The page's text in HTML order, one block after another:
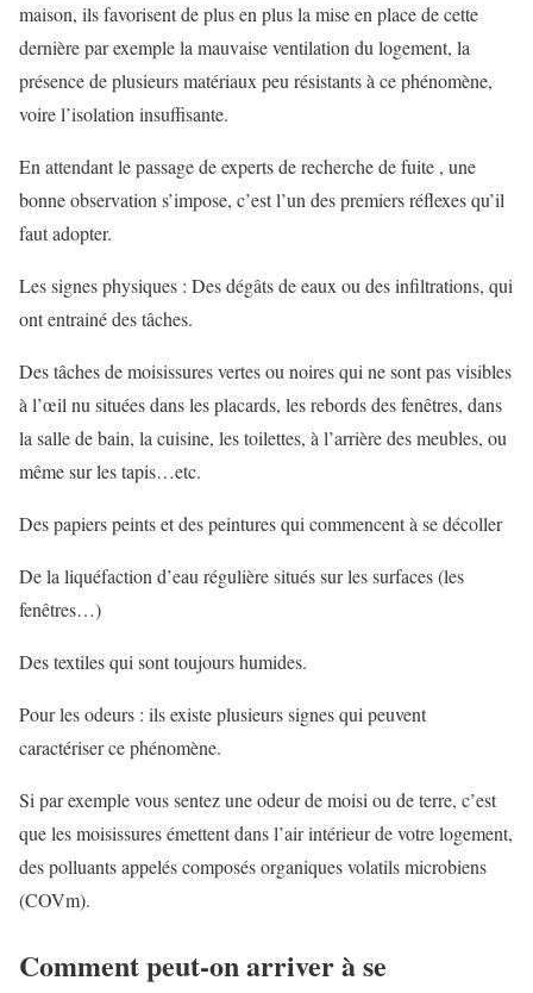
maison, ils favorisent de plus en plus la mise en place de cette
dernière par exemple la mauvaise ventilation du logement, la
présence de plusieurs matériaux peu résistants à ce phénomène,
voire l’isolation insuffisante.
En attendant le passage de experts de recherche de fuite , une
bonne observation s’impose, c’est l’un des premiers réflexes qu’il
faut adopter.
Les signes physiques : Des dégâts de eaux ou des infiltrations, qui
ont entrainé des tâches.
Des tâches de moisissures vertes ou noires qui ne sont pas visibles
à l’œil nu situées dans les placards, les rebords des fenêtres, dans
la salle de bain, la cuisine, les toilettes, à l’arrière des meubles, ou
même sur les tapis…etc.
Des papiers peints et des peintures qui commencent à se décoller
De la liquéfaction d’eau régulière situés sur les surfaces (les
fenêtres…)
Des textiles qui sont toujours humides.
Pour les odeurs : ils existe plusieurs signes qui peuvent
caractériser ce phénomène.
Si par exemple vous sentez une odeur de moisi ou de terre, c’est
que les moisissures émettent dans l’air intérieur de votre logement,
des polluants appelés composés organiques volatils microbiens
(COVm).
Comment peut-on arriver à se